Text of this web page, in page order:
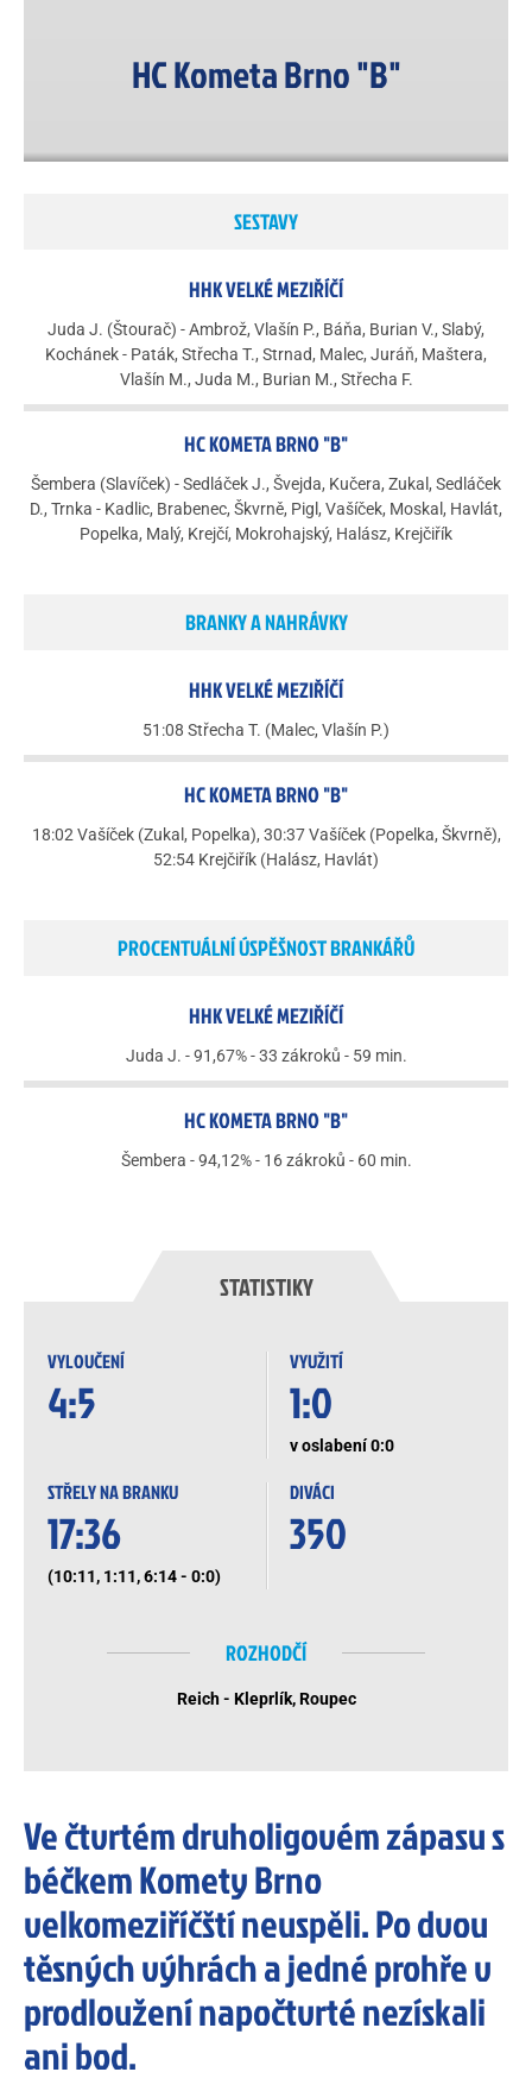
HC Kometa Brno "B"
SESTAVY
HHK VELKÉ MEZIŘÍČÍ
Juda J. (Štourač) - Ambrož, Vlašín P., Báňa, Burian V., Slabý,
Kochánek - Paták, Střecha T., Strnad, Malec, Juráň, Maštera,
Vlašín M., Juda M., Burian M., Střecha F.
HC KOMETA BRNO "B"
Šembera (Slavíček) - Sedláček J., Švejda, Kučera, Zukal, Sedláček
D., Trnka - Kadlic, Brabenec, Škvrně, Pigl, Vašíček, Moskal, Havlát,
Popelka, Malý, Krejčí, Mokrohajský, Halász, Krejčiřík
BRANKY A NAHRÁVKY
HHK VELKÉ MEZIŘÍČÍ
51:08 Střecha T. (Malec, Vlašín P.)
HC KOMETA BRNO "B"
18:02 Vašíček (Zukal, Popelka), 30:37 Vašíček (Popelka, Škvrně),
52:54 Krejčiřík (Halász, Havlát)
PROCENTUÁLNÍ ÚSPĚŠNOST BRANKÁŘŮ
HHK VELKÉ MEZIŘÍČÍ
Juda J. - 91,67% - 33 zákroků - 59 min.
HC KOMETA BRNO "B"
Šembera - 94,12% - 16 zákroků - 60 min.
STATISTIKY
VYLOUČENÍ
4:5
VYUŽITÍ
1:0
v oslabení 0:0
STŘELY NA BRANKU
17:36
(10:11, 1:11, 6:14 - 0:0)
DIVÁCI
350
ROZHODČÍ
Reich - Kleprlík, Roupec
Ve čtvrtém druholigovém zápasu s
béčkem Komety Brno
velkomeziříčští neuspěli. Po dvou
těsných výhrách a jedné prohře v
prodloužení napočtvrté nezískali
ani bod.